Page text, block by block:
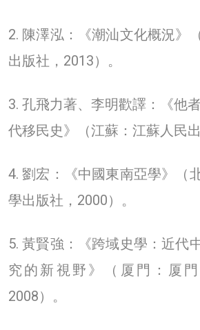
2. 陳澤泓：《潮汕文化概況》
出版社，2013）。
3. 孔飛力著、李明歡譯：《他
代移民史》（江蘇：江蘇人民
4. 劉宏：《中國東南亞學》（
學出版社，2000）。
5. 黃賢強：《跨域史學：近代
究的新視野》（厦門：厦
2008）。